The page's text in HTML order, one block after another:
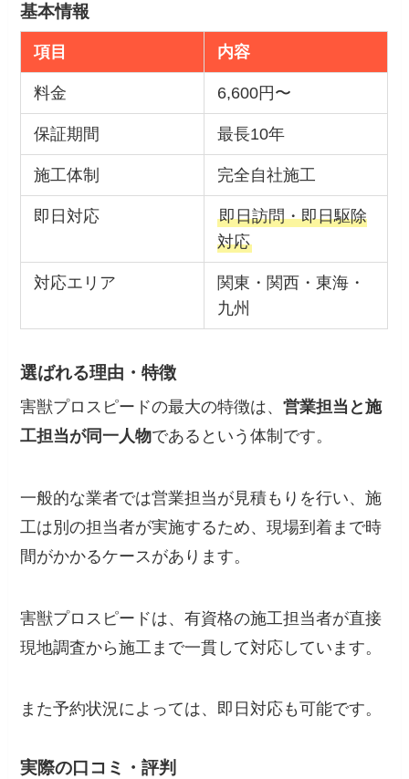
基本情報
項目 内容
料金 6,600円〜
保証期間 最長10年
施工体制 完全自社施工
即日対応
即日訪問・即日駆除
対応
対応エリア
関東・関西・東海・
九州
選ばれる理由・特徴
害獣プロスピードの最大の特徴は、営業担当と施
工担当が同一人物であるという体制です。
一般的な業者では営業担当が見積もりを行い、施
工は別の担当者が実施するため、現場到着まで時
間がかかるケースがあります。
害獣プロスピードは、有資格の施工担当者が直接
現地調査から施工まで一貫して対応しています。
また予約状況によっては、即日対応も可能です。
実際の口コミ・評判